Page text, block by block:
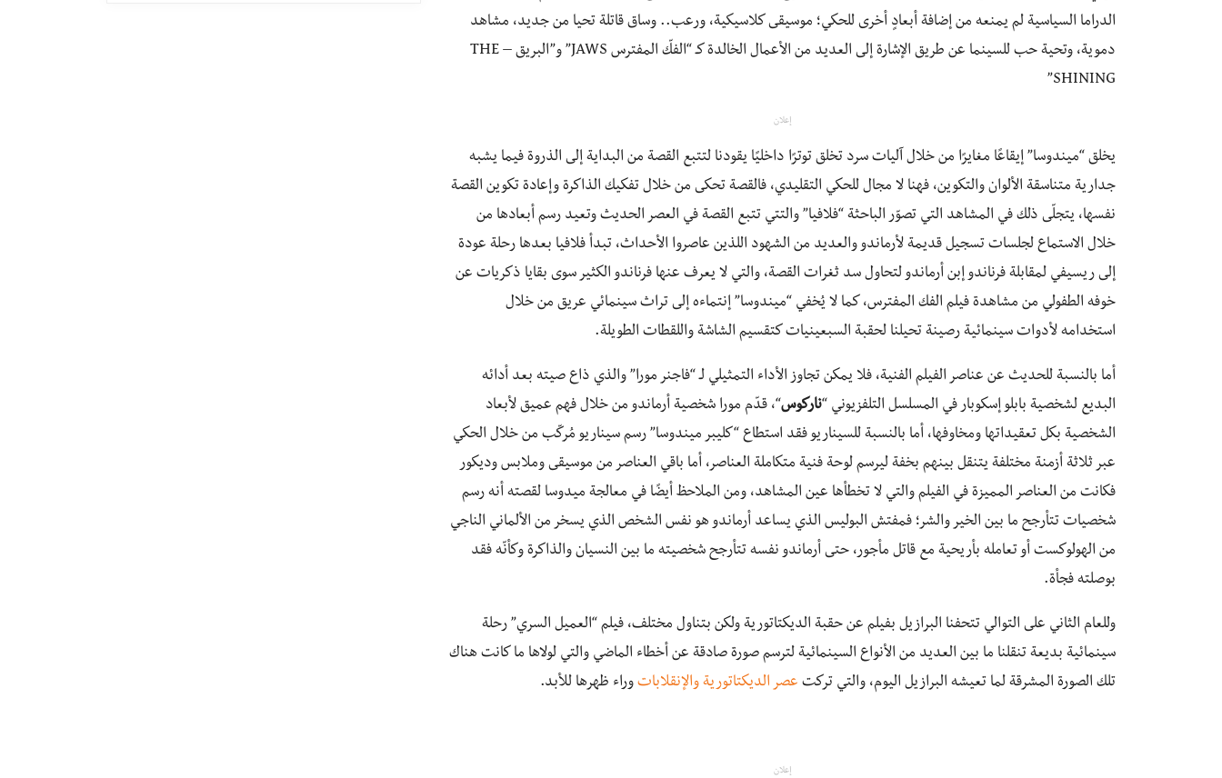
الدراما السياسية لم يمنعه من إضافة أبعادٍ أخرى للحكي؛ موسيقى كلاسيكية، ورعب.. وساق قاتلة تحيا من جديد، مشاهد
دموية، وتحية حب للسينما عن طريق الإشارة إلى العديد من الأعمال الخالدة كـ “الفكّ المفترس JAWS” و”البريق – THE
SHINING”
إعلان
يخلق “ميندوسا” إيقاعًا مغايرًا من خلال آليات سرد تخلق توترًا داخليًا يقودنا لتتبع القصة من البداية إلى الذروة فيما يشبه
جدارية متناسقة الألوان والتكوين، فهنا لا مجال للحكي التقليدي، فالقصة تحكى من خلال تفكيك الذاكرة وإعادة تكوين القصة
نفسها، يتجلّى ذلك في المشاهد التي تصوّر الباحثة “فلافيا” والتتي تتبع القصة في العصر الحديث وتعيد رسم أبعادها من
خلال الاستماع لجلسات تسجيل قديمة لأرماندو والعديد من الشهود اللذين عاصروا الأحداث، تبدأ فلافيا بعدها رحلة عودة
إلى ريسيفي لمقابلة فرناندو إبن أرماندو لتحاول سد ثغرات القصة، والتي لا يعرف عنها فرناندو الكثير سوى بقايا ذكريات عن
خوفه الطفولي من مشاهدة فيلم الفك المفترس، كما لا يُخفي “ميندوسا” إنتماءه إلى تراث سينمائي عريق من خلال
استخدامه لأدوات سينمائية رصينة تحيلنا لحقبة السبعينيات كتقسيم الشاشة واللقطات الطويلة.
أما بالنسبة للحديث عن عناصر الفيلم الفنية، فلا يمكن تجاوز الأداء التمثيلي لـ “فاجنر مورا” والذي ذاع صيته بعد أدائه
البديع لشخصية بابلو إسكوبار في المسلسل التلفزيوني “ناركوس“، قدّم مورا شخصية أرماندو من خلال فهم عميق لأبعاد
الشخصية بكل تعقيداتها ومخاوفها، أما بالنسبة للسيناريو فقد استطاع “كليبر ميندوسا” رسم سيناريو مُركّب من خلال الحكي
عبر ثلاثة أزمنة مختلفة يتنقل بينهم بخفة ليرسم لوحة فنية متكاملة العناصر، أما باقي العناصر من موسيقى وملابس وديكور
فكانت من العناصر المميزة في الفيلم والتي لا تخطأها عين المشاهد، ومن الملاحظ أيضًا في معالجة ميدوسا لقصته أنه رسم
شخصيات تتأرجح ما بين الخير والشر؛ فمفتش البوليس الذي يساعد أرماندو هو نفس الشخص الذي يسخر من الألماني الناجي
من الهولوكست أو تعامله بأريحية مع قاتل مأجور، حتى أرماندو نفسه تتأرجح شخصيته ما بين النسيان والذاكرة وكأنّه فقد
بوصلته فجأة.
وللعام الثاني على التوالي تتحفنا البرازيل بفيلم عن حقبة الديكتاتورية ولكن بتناول مختلف، فيلم “العميل السري” رحلة
سينمائية بديعة تنقلنا ما بين العديد من الأنواع السينمائية لترسم صورة صادقة عن أخطاء الماضي والتي لولاها ما كانت هناك
تلك الصورة المشرقة لما تعيشه البرازيل اليوم، والتي تركت عصر الديكتاتورية والإنقلابات وراء ظهرها للأبد.
إعلان